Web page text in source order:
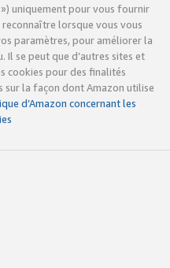
uniquement pour vous fournir
lorsque vous vous
paramètres, pour améliorer la
Il se peut que d’autres sites et
cookies pour des finalités
sur la façon dont Amazon utilise
d’Amazon concernant les